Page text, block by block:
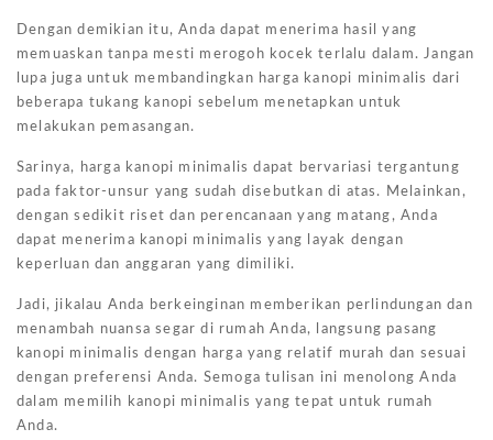
Dengan demikian itu, Anda dapat menerima hasil yang
memuaskan tanpa mesti merogoh kocek terlalu dalam. Jangan
lupa juga untuk membandingkan harga kanopi minimalis dari
beberapa tukang kanopi sebelum menetapkan untuk
melakukan pemasangan.
Sarinya, harga kanopi minimalis dapat bervariasi tergantung
pada faktor-unsur yang sudah disebutkan di atas. Melainkan,
dengan sedikit riset dan perencanaan yang matang, Anda
dapat menerima kanopi minimalis yang layak dengan
keperluan dan anggaran yang dimiliki.
Jadi, jikalau Anda berkeinginan memberikan perlindungan dan
menambah nuansa segar di rumah Anda, langsung pasang
kanopi minimalis dengan harga yang relatif murah dan sesuai
dengan preferensi Anda. Semoga tulisan ini menolong Anda
dalam memilih kanopi minimalis yang tepat untuk rumah
Anda.